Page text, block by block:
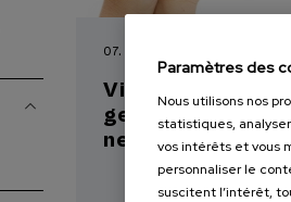
07. SEP
Visibilizando el
gestacional,
neonatal
Paramètres des
Nous utilisons nos
statistiques,
vos intérêts et vous
personnaliser le
suscitent l’intérêt,